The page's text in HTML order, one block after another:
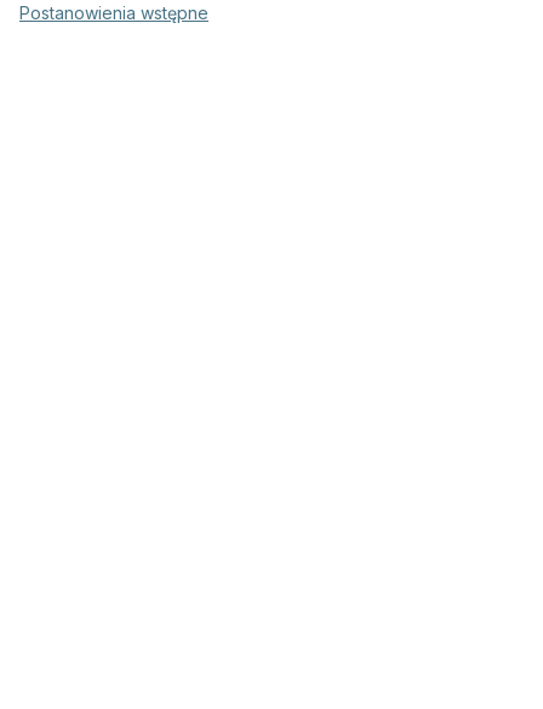
Postanowienia wstępne